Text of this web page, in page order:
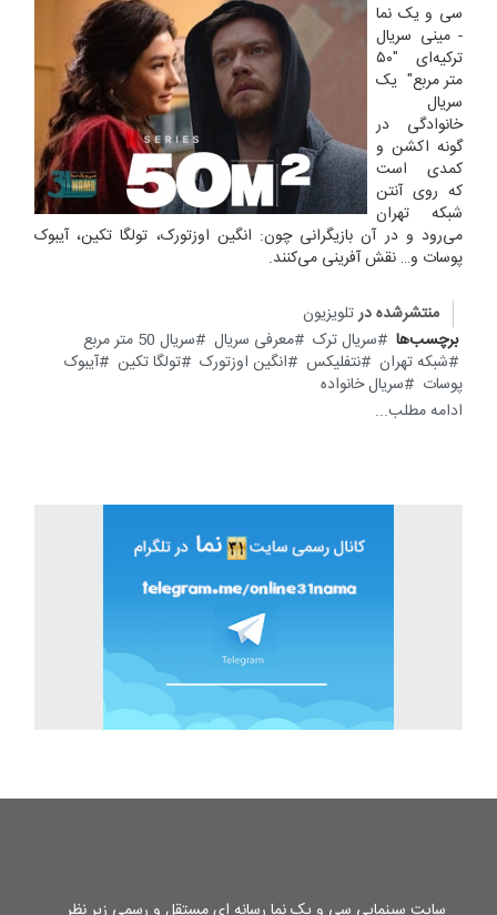
سی و یک نما
- مینی سریال
ترکیه‌ای "۵۰
متر مربع" یک
سریال
خانوادگی در
گونه اکشن و
کمدی است
که روی آنتن
شبکه تهران
می‌رود و در آن بازیگرانی چون: انگین اوزتورک، تولگا تکین، آیبوک
پوسات و… نقش آفرینی می‌کنند.
منتشرشده درتلویزیون
برچسب‌ها
سریال ترک معرفی سریال
سریال 50 متر مربع
شبکه تهران
نتفلیکس انگین اوزتورک تولگا تکین
آیبوک
پوسات
سریال خانواده
ادامه مطلب...